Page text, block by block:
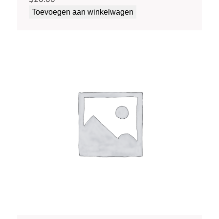
Toevoegen aan winkelwagen